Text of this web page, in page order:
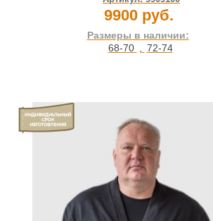
9900 руб.
Размеры в наличии:
68-70 , 72-74